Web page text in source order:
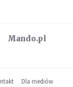
Mando.pl
Dla mediów